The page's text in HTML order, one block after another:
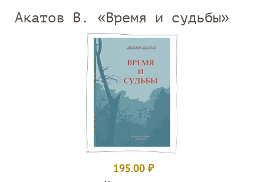
Акатов В. «Время и судьбы»
195.00 ₽